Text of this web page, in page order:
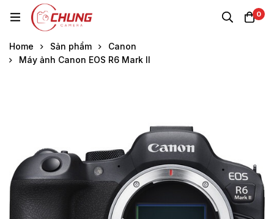
0
Home Sản phẩm
Canon
Máy ảnh Canon EOS R6 Mark II